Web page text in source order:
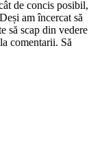
de concis posibil,
am încercat să
să scap din vedere
comentarii. Să